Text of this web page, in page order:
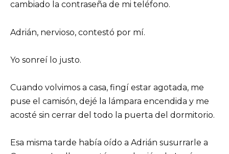
cambiado la contraseña de mi teléfono.
Adrián, nervioso, contestó por mí.
Yo sonreí lo justo.
Cuando volvimos a casa, fingí estar agotada, me
puse el camisón, dejé la lámpara encendida y me
acosté sin cerrar del todo la puerta del dormitorio.
Esa misma tarde había oído a Adrián susurrarle a